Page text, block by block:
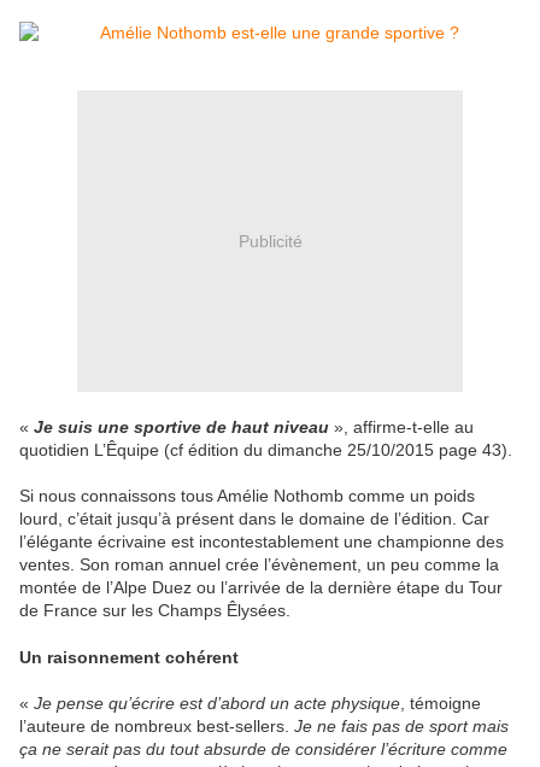
Publicité
« Je suis une sportive de haut niveau », affirme-t-elle au
quotidien L’Êquipe (cf édition du dimanche 25/10/2015 page 43).
Si nous connaissons tous Amélie Nothomb comme un poids
lourd, c’était jusqu’à présent dans le domaine de l’édition. Car
l’élégante écrivaine est incontestablement une championne des
ventes. Son roman annuel crée l’évènement, un peu comme la
montée de l’Alpe Duez ou l’arrivée de la dernière étape du Tour
de France sur les Champs Êlysées.
Un raisonnement cohérent
« Je pense qu’écrire est d’abord un acte physique , témoigne
l’auteure de nombreux best-sellers. Je ne fais pas de sport mais
ça ne serait pas du tout absurde de considérer l’écriture comme